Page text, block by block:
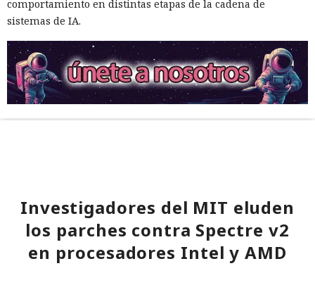
comportamiento en distintas etapas de la cadena de
sistemas de IA.
Investigadores del MIT eluden
los parches contra Spectre v2
en procesadores Intel y AMD